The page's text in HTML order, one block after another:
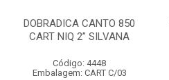
DOBRADICA CANTO 850
CART NIQ 2” SILVANA
Código: 4448
Embalagem: CART C/03